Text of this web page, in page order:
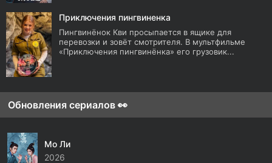
Приключения пингвиненка
Пингвинёнок Кви просыпается в ящике для
перевозки и зовёт смотрителя. В мультфильме
«Приключения пингвинёнка» его грузовик...
Обновления сериалов 👀
Мо Ли
2026